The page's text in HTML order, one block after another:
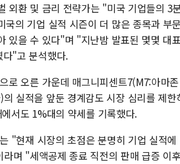
외환 및 금리 전략가는 "미국 기업들의 3
의 기업 실적 시즌이 더 많은 종목과 부
있을 수 있다"며 "지난밤 발표된 몇몇 대
다"고 분석했다.
로 오른 가운데 매그니피센트7(M7:아마
실적을 앞둔 경계감도 시장 심리를 제
서도 1%대의 약세를 기록했다.
"현재 시장의 초점은 분명히 기업 실적
며 "세액공제 종료 직전의 판매 급증 이